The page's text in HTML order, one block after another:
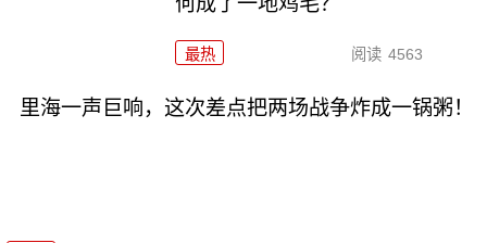
最热 阅读 4563
里海一声巨响，这次差点把两场战争炸成一锅粥！